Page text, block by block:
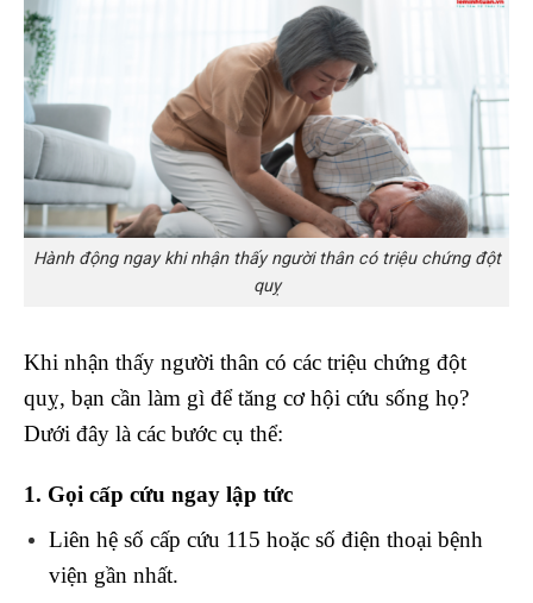
Hành động ngay khi nhận thấy người thân có triệu chứng đột
quỵ
Khi nhận thấy người thân có các triệu chứng đột
quỵ, bạn cần làm gì để tăng cơ hội cứu sống họ?
Dưới đây là các bước cụ thể:
1. Gọi cấp cứu ngay lập tức
Liên hệ số cấp cứu 115 hoặc số điện thoại bệnh
viện gần nhất.